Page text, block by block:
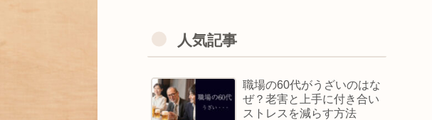
人気記事
職場の60代がうざいのはな
ぜ？老害と上手に付き合い
ストレスを減らす方法